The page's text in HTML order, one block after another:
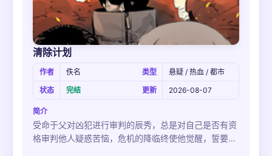
清除计划
作者 佚名 类型
悬疑 / 热血 / 都市
状态
完结 更新 2026-08-07
简介
受命于父对凶犯进行审判的辰秀，总是对自己是否有资
格审判他人疑惑苦恼，危机的降临终使他觉醒，誓要铲